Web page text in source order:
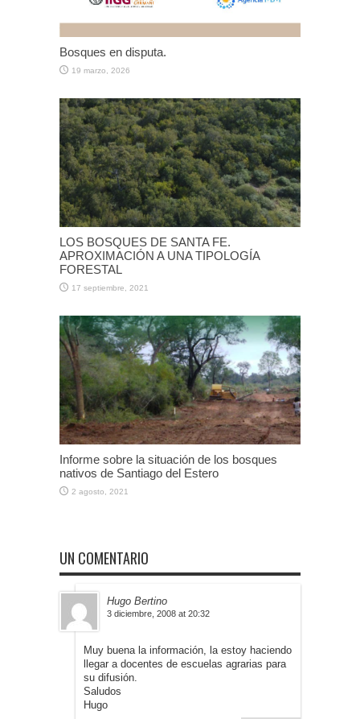
Bosques en disputa.
19 marzo, 2026
LOS BOSQUES DE SANTA FE.
APROXIMACIÓN A UNA TIPOLOGÍA
FORESTAL
17 septiembre, 2021
Informe sobre la situación de los bosques
nativos de Santiago del Estero
2 agosto, 2021
UN COMENTARIO
Hugo Bertino
3 diciembre, 2008 at 20:32
Muy buena la información, la estoy haciendo
llegar a docentes de escuelas agrarias para
su difusión.
Saludos
Hugo